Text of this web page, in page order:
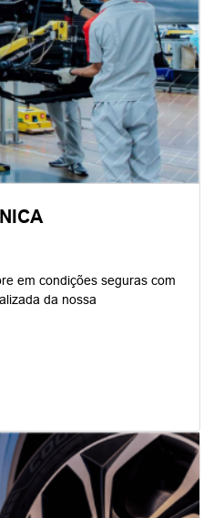
em condições seguras com
da nossa